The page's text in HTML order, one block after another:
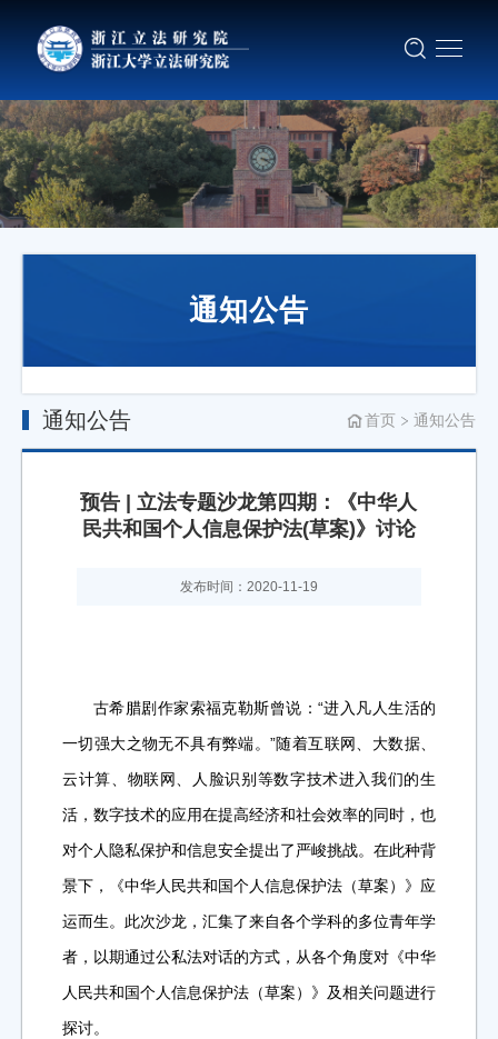
通知公告
通知公告 首页 通知公告
预告 | 立法专题沙龙第四期：《中华人
民共和国个人信息保护法(草案)》讨论
发布时间：2020-11-19
古希腊剧作家索福克勒斯曾说：“进入凡人生活的
一切强大之物无不具有弊端。”随着互联网、大数据、
云计算、物联网、人脸识别等数字技术进入我们的生
活，数字技术的应用在提高经济和社会效率的同时，也
对个人隐私保护和信息安全提出了严峻挑战。在此种背
景下，《中华人民共和国个人信息保护法（草案）》应
运而生。此次沙龙，汇集了来自各个学科的多位青年学
者，以期通过公私法对话的方式，从各个角度对《中华
人民共和国个人信息保护法（草案）》及相关问题进行
探讨。